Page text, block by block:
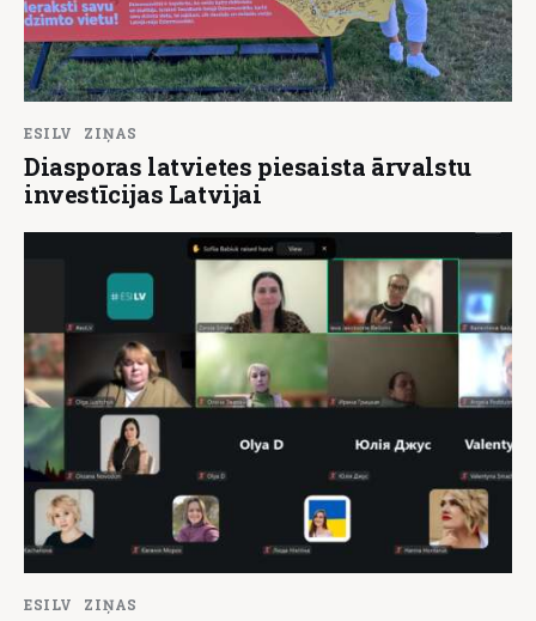
ESILV ZIŅAS
Diasporas latvietes piesaista ārvalstu
investīcijas Latvijai
ESILV ZIŅAS